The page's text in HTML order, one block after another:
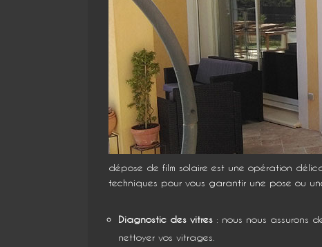
dépose de film solaire est une opération
techniques pour vous garantir une pose ou
Diagnostic des vitres : nous nous assurons
nettoyer vos vitrages.